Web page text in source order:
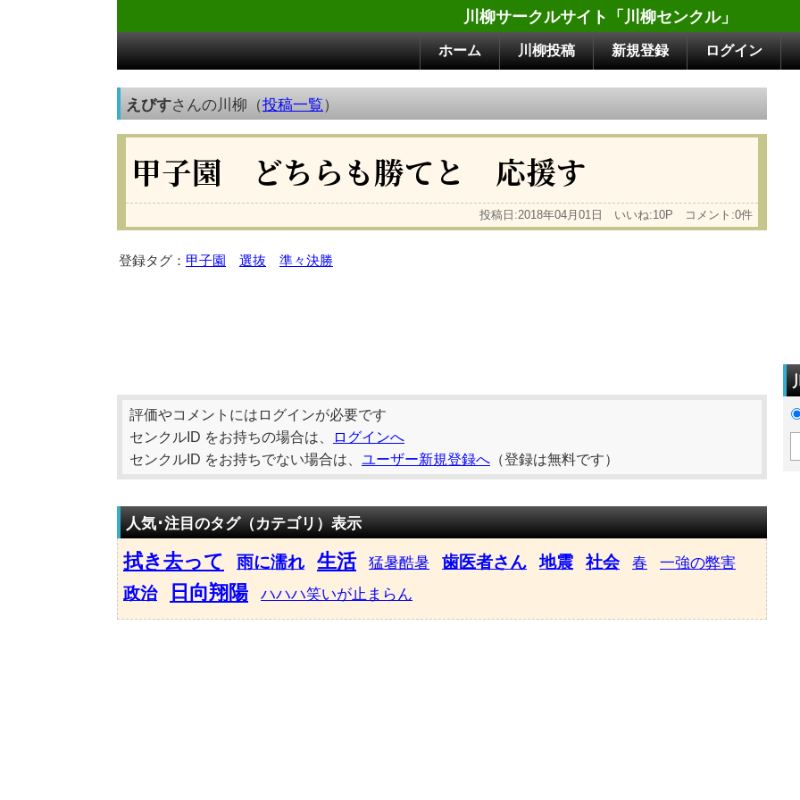
川柳サークルサイト「川柳センクル」
ホーム 川柳投稿 新規登録 ログイン
えびすさんの川柳（投稿一覧）
甲子園 どちらも勝てと 応援す
投稿日:2018年04月01日 いいね:10P コメント:0件
登録タグ： 甲子園 選抜 準々決勝
評価やコメントにはログインが必要です
センクルID をお持ちの場合は、
ログインへ
センクルID をお持ちでない場合は、 ユーザー新規登録へ （登録は無料です）
人気･注目のタグ（カテゴリ）表示
拭き去って 雨に濡れ 生活 猛暑酷暑 歯医者さん 地震 社会 春 一強の弊害
政治 日向翔陽 ハハハ笑いが止まらん